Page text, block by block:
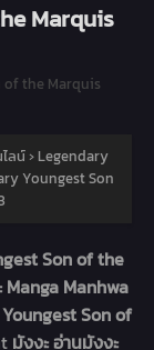
Marquis
of the Marquis
ลน์› Legendary
Youngest Son
Son of the
Manga Manhwa
Son of
มังงะ อ่านมังงะ